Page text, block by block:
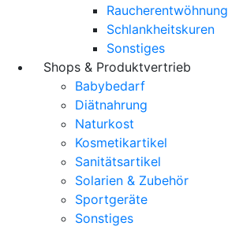
Raucherentwöhnung
Schlankheitskuren
Sonstiges
Shops & Produktvertrieb
Babybedarf
Diätnahrung
Naturkost
Kosmetikartikel
Sanitätsartikel
Solarien & Zubehör
Sportgeräte
Sonstiges